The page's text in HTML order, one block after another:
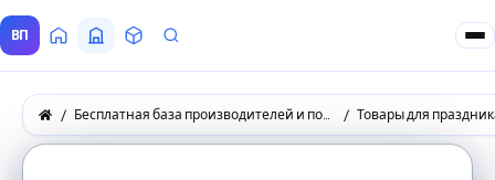
ВП ГлавнаяВсе Поставщики
ТоварыЗапросы покупателей
Бесплатная база производителей и поставщиков товаров оптом Товары для